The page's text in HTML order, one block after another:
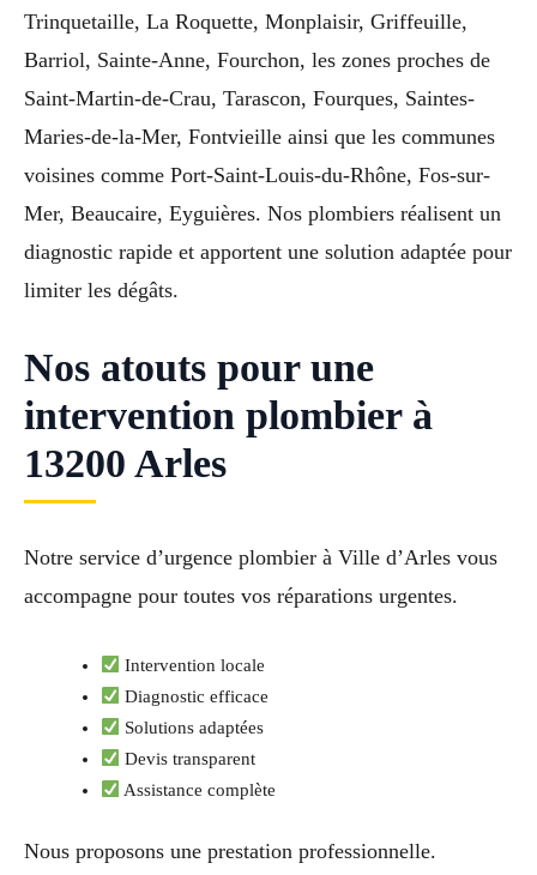
Trinquetaille, La Roquette, Monplaisir, Griffeuille,
Barriol, Sainte-Anne, Fourchon, les zones proches de
Saint-Martin-de-Crau, Tarascon, Fourques, Saintes-
Maries-de-la-Mer, Fontvieille ainsi que les communes
voisines comme Port-Saint-Louis-du-Rhône, Fos-sur-
Mer, Beaucaire, Eyguières. Nos plombiers réalisent un
diagnostic rapide et apportent une solution adaptée pour
limiter les dégâts.
Nos atouts pour une
intervention plombier à
13200 Arles
Notre service d’urgence plombier à Ville d’Arles vous
accompagne pour toutes vos réparations urgentes.
Intervention locale
Diagnostic efficace
Solutions adaptées
Devis transparent
Assistance complète
Nous proposons une prestation professionnelle.